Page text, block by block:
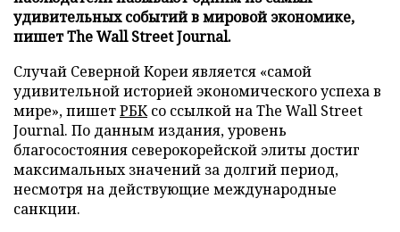
удивительных событий в мировой экономике,
пишет The Wall Street Journal.
Случай Северной Кореи является «самой
удивительной историей экономического успеха в
мире», пишетРБКсо ссылкой на The Wall Street
Journal. По данным издания, уровень
благосостояния северокорейской элиты достиг
максимальных значений за долгий период,
несмотря на действующие международные
санкции.